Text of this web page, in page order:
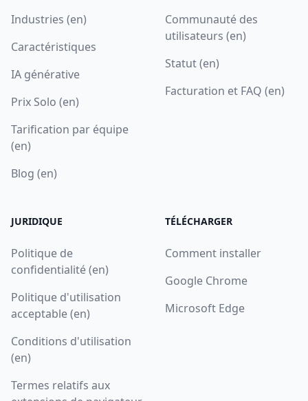
Industries (en)
Caractéristiques
IA générative
Prix Solo (en)
Tarification par équipe
(en)
Blog (en)
Communauté des
utilisateurs (en)
Statut (en)
Facturation et FAQ (en)
JURIDIQUE
Politique de
confidentialité (en)
Politique d'utilisation
acceptable (en)
Conditions d'utilisation
(en)
Termes relatifs aux
TÉLÉCHARGER
Comment installer
Google Chrome
Microsoft Edge